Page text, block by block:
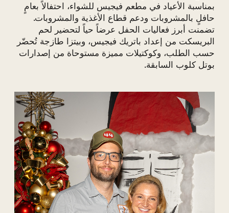
بمناسبة الأعياد في مطعم فيجيس للشواء، احتفالاً بعامٍ
حافلٍ بالمشروبات ودعم قطاع الأغذية والمشروبات.
تضمنت أبرز فعاليات الحفل عرضاً حياً لتحضير لحم
البريسكت من إعداد باتريك فيجيس، وبيتزا طازجة تُحضّر
حسب الطلب، وكوكتيلات مميزة مستوحاة من إصدارات
بوتل كلوب السابقة.